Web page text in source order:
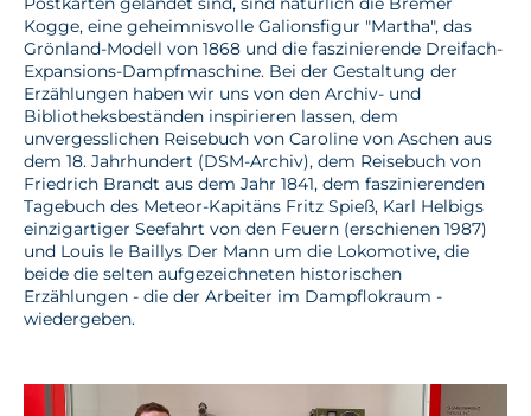
Kogge, eine geheimnisvolle Galionsfigur "Martha", das
Grönland-Modell von 1868 und die faszinierende Dreifach-
Expansions-Dampfmaschine. Bei der Gestaltung der
Erzählungen haben wir uns von den Archiv- und
Bibliotheksbeständen inspirieren lassen, dem
unvergesslichen Reisebuch von Caroline von Aschen aus
dem 18. Jahrhundert (DSM-Archiv), dem Reisebuch von
Friedrich Brandt aus dem Jahr 1841, dem faszinierenden
Tagebuch des Meteor-Kapitäns Fritz Spieß, Karl Helbigs
einzigartiger Seefahrt von den Feuern (erschienen 1987)
und Louis le Baillys Der Mann um die Lokomotive, die
beide die selten aufgezeichneten historischen
Erzählungen - die der Arbeiter im Dampflokraum -
wiedergeben.